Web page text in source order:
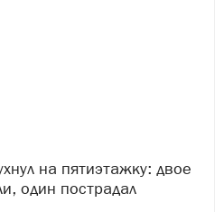
один пострадал